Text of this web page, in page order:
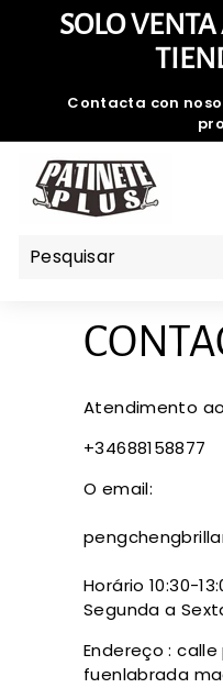
SOLO
Contacta con
Tel：688158877
A
Atendimento
+34688158877
O email:
Horário 10:30-
Segunda a
Endereço: calle
fuenlabrada